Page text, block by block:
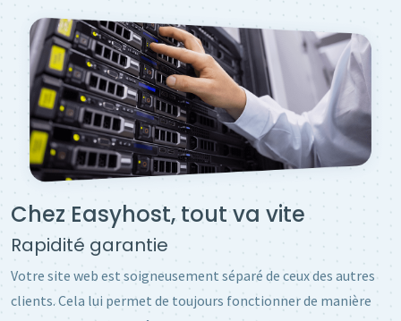
Chez Easyhost, tout va vite
Rapidité garantie
Votre site web est soigneusement séparé de ceux des autres
clients. Cela lui permet de toujours fonctionner de manière